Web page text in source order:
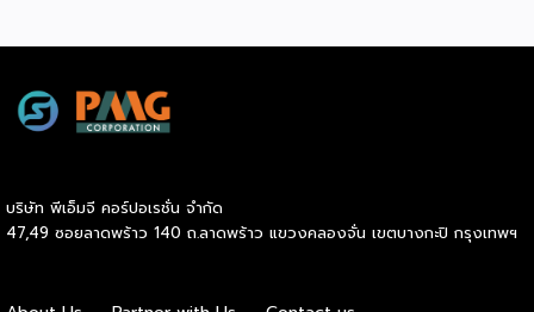
ทางธุรกิจอย่างใกล้ชิดตลอดระยะเวลาสัญญา คอยให้คำแนะนำ
และร่วมแก้ปัญหาต่างๆ ทำให้ผู้ลงทุนมั่นใจได้ว่าจะไม่ได้เดินอยู่บน
เส้นทางธุรกิจเพียงลำพัง เหตุผลประการที่สี่คือ โอกาสเติบโต
ให้คำปรึกษาด้านการบริหารการเงิน การประมาณการรายรับ-ราย
จ่าย ตลอดจนการจัดการสต๊อกสินค้าอย่างเป็นระบบ ช่วยให้ระบบ
การเงินของร้านมีสภาพคล่องที่ดี เพิ่มโอกาสในการคืนทุนได้เร็ว
ในแวดวงธุรกิจต่อไปได้ไม่ยาก และเหตุผลประการสุดท้ายคือ
DAAT ชี้ว่าผู้เชี่ยวชาญแนะนำให้ธุรกิจจัดสรรงบประมาณราว 30%
ไว้สำหรับการสร้างแบรนด์ (Brand Building) ในระยะยาว แทนที่
Top of Mind ของผู้บริโภคจะเป็นฝ่ายได้เปรียบเมื่อสถานการณ์
กลับมาคึกคักอีกครั้ง นี่คือจุดที่เครื่องมือการตลาดเข้ามามี
บริษัท พีเอ็มจี คอร์ปอเรชั่น จำกัด
47,49 ซอยลาดพร้าว 140 ถ.ลาดพร้าว แขวงคลองจั่น เขตบางกะปิ กรุงเทพฯ